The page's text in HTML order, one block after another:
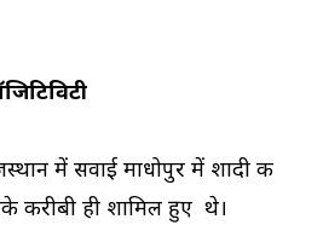
में सवाई माधोपुर में शादी की
करीबी ही शामिल हुए थे।